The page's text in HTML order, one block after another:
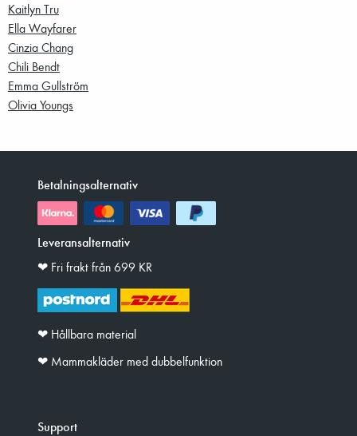
Kaitlyn Tru
Ella Wayfarer
Cinzia Chang
Chili Bendt
Emma Gullström
Olivia Youngs
Betalningsalternativ
Leveransalternativ
❤︎ Fri frakt från 699 KR
❤︎ Hållbara material
❤︎ Mammakläder med dubbelfunktion
Support